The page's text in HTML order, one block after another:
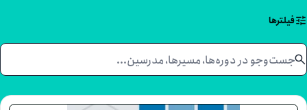
از کارش در O'Reilly Media، مدیر مهندسی در شرکت والت دیزنی
الیزابت دارای مدرک کارشناسی ارشد در علوم کامپیوتر از